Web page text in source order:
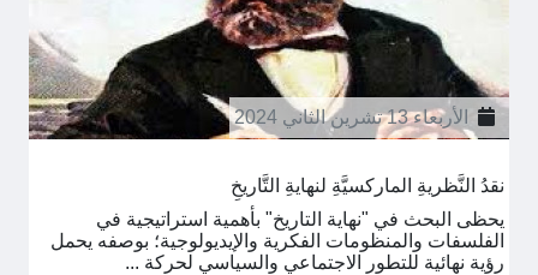
الأربعاء 13 تشرين الثاني 2024
نقدُ النَّظريةِ الماركسيَّةِ لنهايةِ التَّاريخِ
يحظى البحث في "نهاية التاريخ" بأهمية استراتيجية في
الفلسفات والمنظومات الفكرية والإيديولوجية؛ بوصفه يحمل
رؤية نهائية للتطور الاجتماعي والسياسي لحركة ...